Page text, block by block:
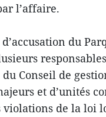
l’affaire.
d’accusation du
du Conseil de
et d’unités
violations de la loi